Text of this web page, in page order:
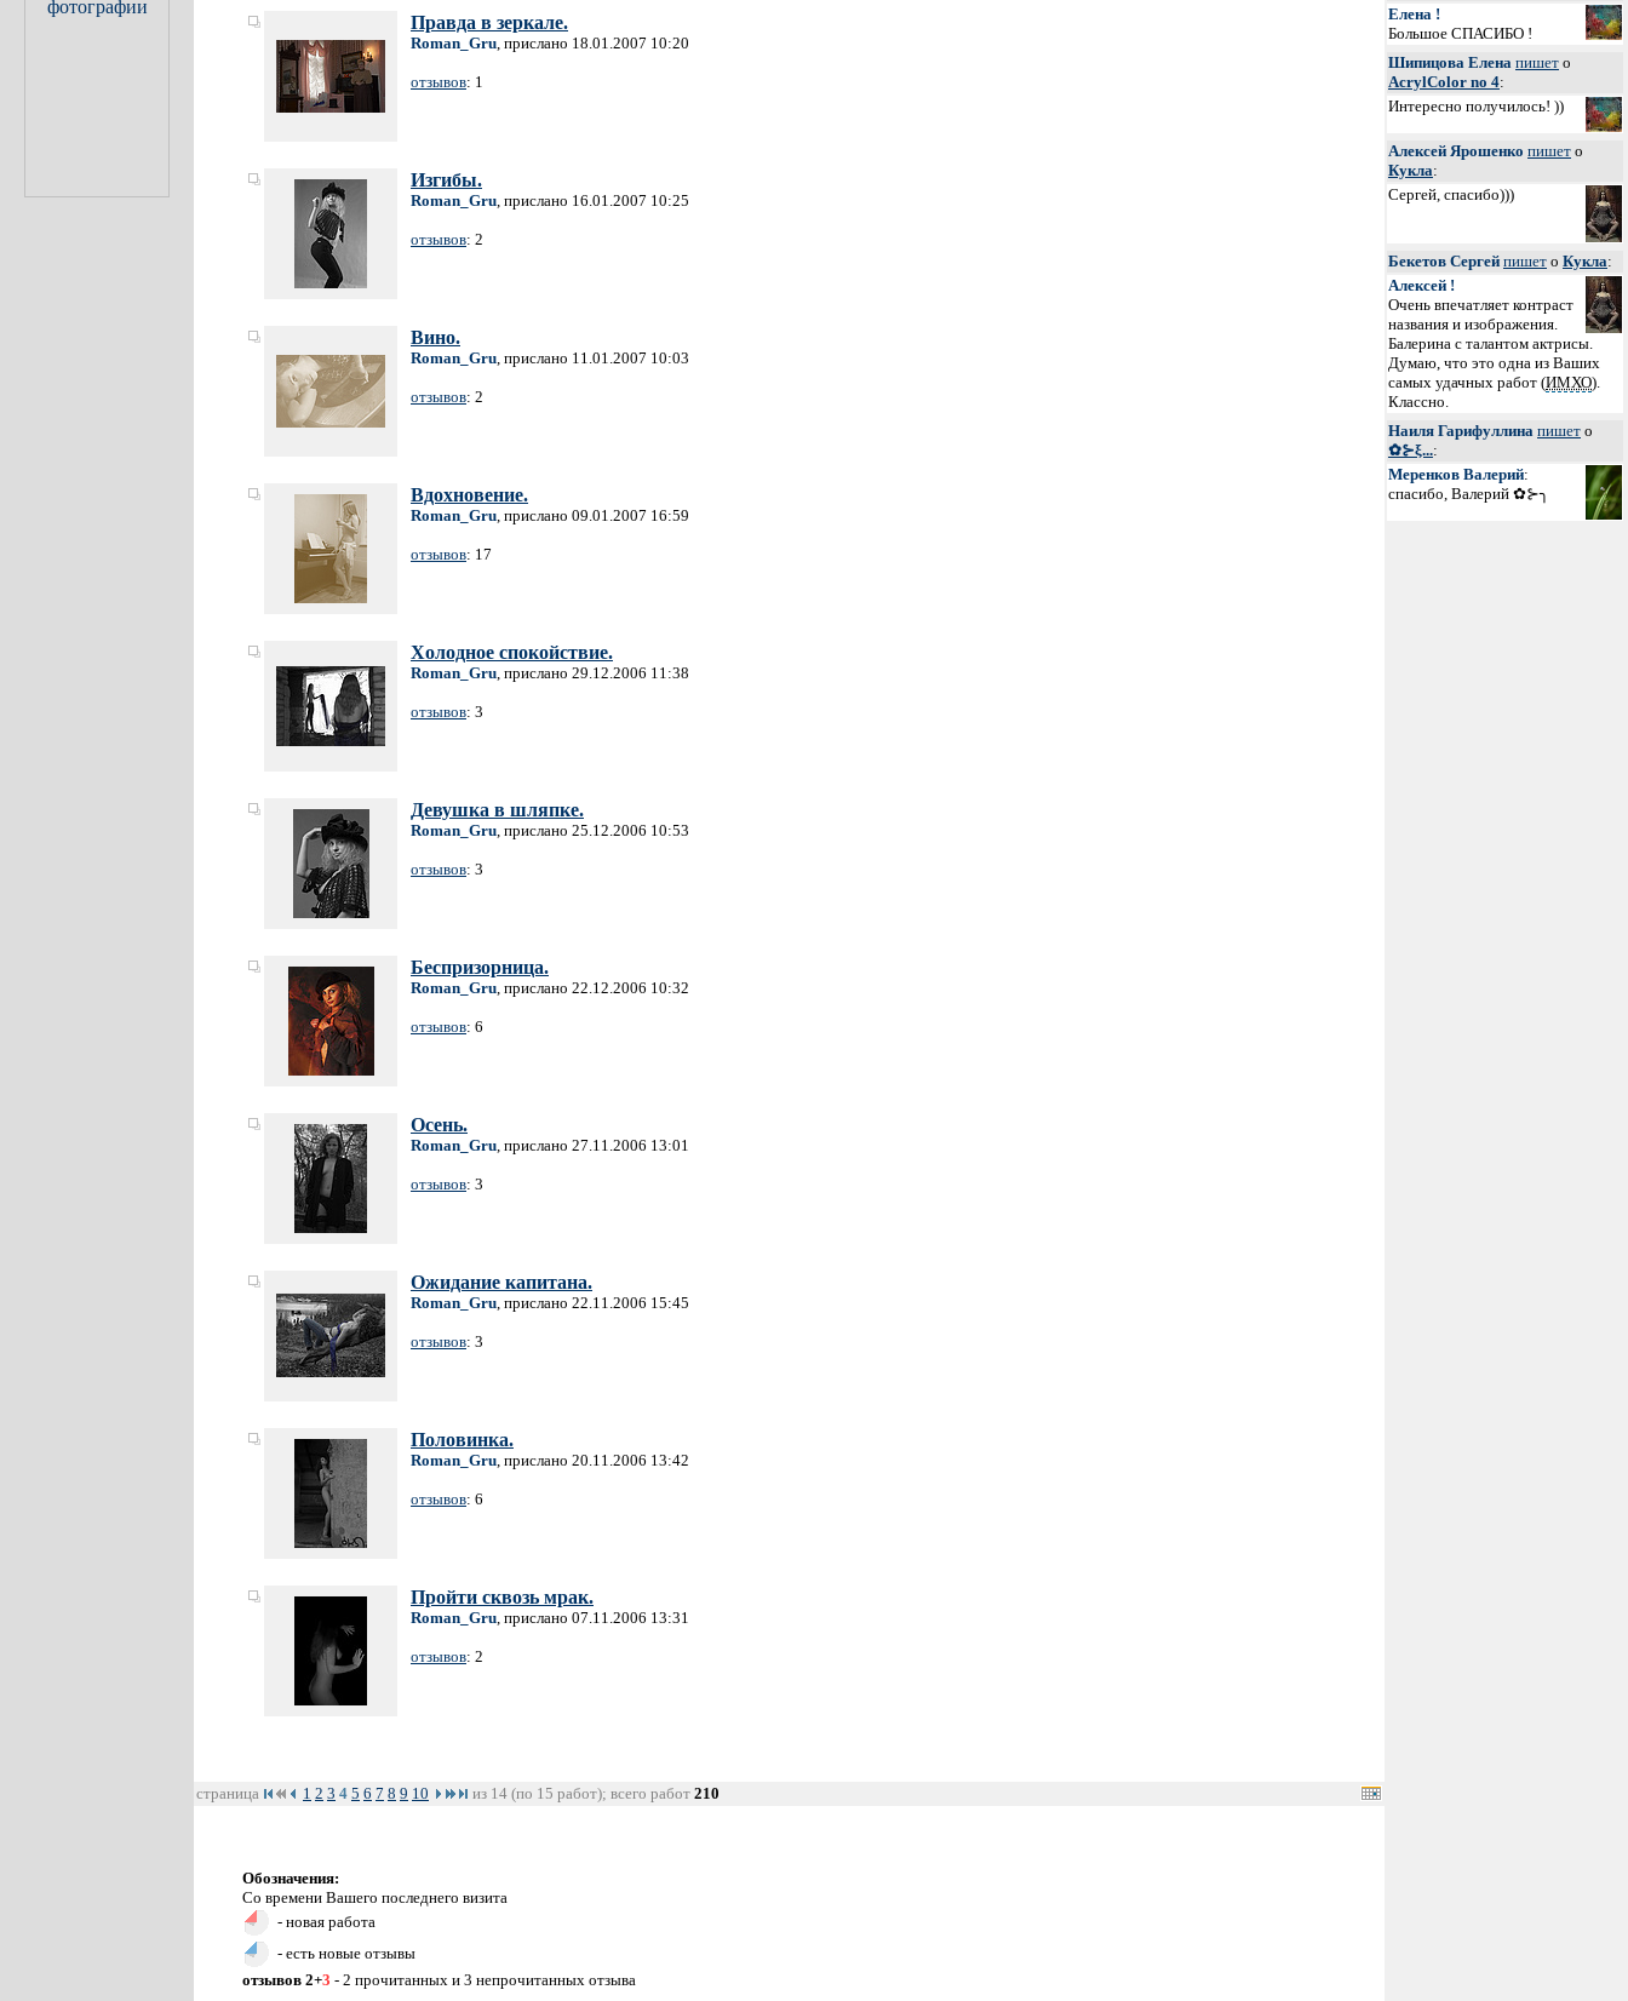
Правда в зеркале.
Roman_Gru, прислано 18.01.2007 10:20
отзывов: 1
Изгибы.
Roman_Gru, прислано 16.01.2007 10:25
отзывов: 2
Вино.
Roman_Gru, прислано 11.01.2007 10:03
отзывов: 2
Вдохновение.
Roman_Gru, прислано 09.01.2007 16:59
отзывов: 17
Холодное спокойствие.
Roman_Gru, прислано 29.12.2006 11:38
отзывов: 3
Девушка в шляпке.
Roman_Gru, прислано 25.12.2006 10:53
отзывов: 3
Беспризорница.
Roman_Gru, прислано 22.12.2006 10:32
отзывов: 6
Осень.
Roman_Gru, прислано 27.11.2006 13:01
отзывов: 3
Ожидание капитана.
Roman_Gru, прислано 22.11.2006 15:45
отзывов: 3
Половинка.
Roman_Gru, прислано 20.11.2006 13:42
отзывов: 6
Пройти сквозь мрак.
Roman_Gru, прислано 07.11.2006 13:31
отзывов: 2
страница 1 2 3 4 5 6 7 8 9 10 из 14 (по 15 работ); всего работ 210
Обозначения:
Со времени Вашего последнего визита
- новая работа
- есть новые отзывы
отзывов 2+3 - 2 прочитанных и 3 непрочитанных отзыва
Елена !
Большое СПАСИБО !
Шипицова Елена пишет о
AcrylColor no 4:
Интересно получилось! ))
Алексей Ярошенко пишет о
Кукла:
Сергей, спасибо)))
Бекетов Сергей пишет о Кукла:
Алексей !
Очень впечатляет контраст
названия и изображения.
Балерина с талантом актрисы.
Думаю, что это одна из Ваших
самых удачных работ (ИМХО).
Классно.
Наиля Гарифуллина пишет о
✿⊱ξ...:
Меренков Валерий:
спасибо, Валерий ✿⊱╮